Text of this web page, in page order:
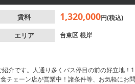
賃料 1,320,000円(税込)
エリア 台東区根岸
介です。人通り多くバス停目の前の好立地！
チェーン店が営業中！諸条件等、お気軽にお